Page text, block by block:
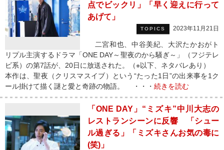
点でビックリ」「早く迎えに行って
あげて」
TOPICS 2023年11月21日
二宮和也、中谷美紀、大沢たかおがト
リプル主演するドラマ「ONE DAY～聖夜のから騒ぎ～」（フジテレ
ビ系）の第7話が、20日に放送された。（※以下、ネタバレあり）
本作は、聖夜（クリスマスイブ）という“たった1日”の出来事を1ク
ール掛けて描く謎と愛と奇跡の物語。 ・・・ 続きを読む
「ONE DAY」“ミズキ”中川大志の
レストランシーンに反響 「シュー
ル過ぎる」「ミズキさんお気の毒に
(笑)」